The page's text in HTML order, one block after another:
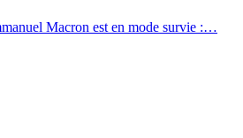
Macron est en mode survie :…